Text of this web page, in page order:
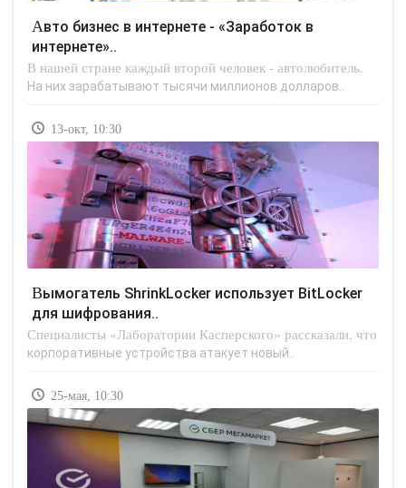
Авто бизнес в интернете - «Заработок в
интернете»..
В нашей стране каждый второй человек - автолюбитель.
На них зарабатывают тысячи миллионов долларов..
13-окт, 10:30
Вымогатель ShrinkLocker использует BitLocker
для шифрования..
Специалисты «Лаборатории Касперского» рассказали, что
корпоративные устройства атакует новый..
25-мая, 10:30